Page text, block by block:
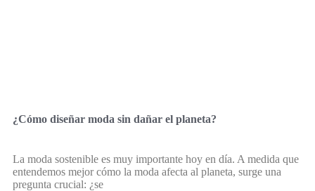
¿Cómo diseñar moda sin dañar el planeta?
La moda sostenible es muy importante hoy en día. A medida que
entendemos mejor cómo la moda afecta al planeta, surge una
pregunta crucial: ¿se